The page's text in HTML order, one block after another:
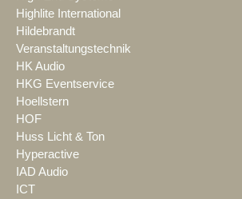
Highlite International
Hildebrandt
Veranstaltungstechnik
HK Audio
HKG Eventservice
Hoellstern
HOF
Huss Licht & Ton
Hyperactive
IAD Audio
ICT